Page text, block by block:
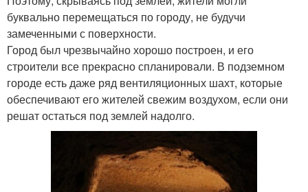
буквально перемещаться по городу, не будучи
замеченными с поверхности.
Город был чрезвычайно хорошо построен, и его
строители все прекрасно спланировали. В подземном
городе есть даже ряд вентиляционных шахт, которые
обеспечивают его жителей свежим воздухом, если они
решат остаться под землей надолго.